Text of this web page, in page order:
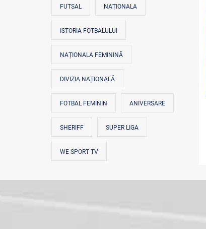
FUTSAL NAȚIONALA
ISTORIA FOTBALULUI
NAȚIONALA FEMININĂ
DIVIZIA NAȚIONALĂ
FOTBAL FEMININ ANIVERSARE
SHERIFF SUPER LIGA
WE SPORT TV